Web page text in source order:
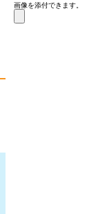
画像を添付できます。